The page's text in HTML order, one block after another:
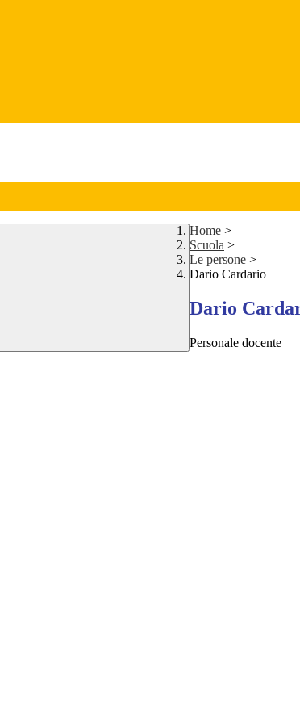
Home >
Scuola >
Le persone >
Dario Cardario
Dario
Personale docente